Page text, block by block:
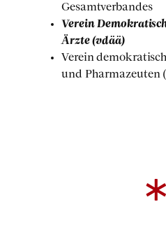
Gesamt­ver­ban­des
Ver­ein
Ärz­te (vdää)
Ver­ein
und Phar­ma­zeu­ten
*